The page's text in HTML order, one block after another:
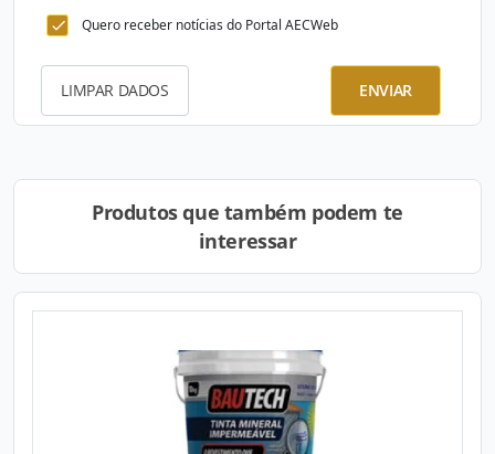
Quero receber notícias do Portal AECWeb
LIMPAR DADOS ENVIAR
Produtos que também podem te
interessar